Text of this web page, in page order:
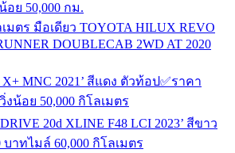
อย 50,000 กม.
เมตร มือเดียว TOYOTA HILUX REVO
DOUBLECAB 2WD AT 2020
X+ MNC 2021’ สีแดง ตัวท้อป✅ราคา
น้อย 50,000 กิโลเมตร
20d XLINE F48 LCI 2023’ สีขาว
บาทไมล์ 60,000 กิโลเมตร